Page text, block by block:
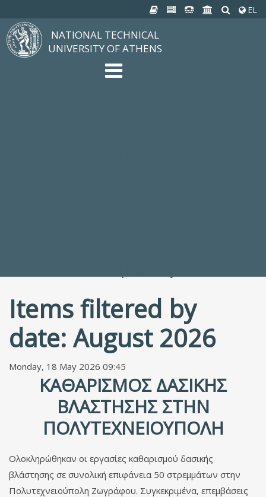
EL
NATIONAL TECHNICAL
UNIVERSITY OF ATHENS
Items filtered by
date: August 2026
Monday, 18 May 2026 09:45
ΚΑΘΑΡΙΣΜΌΣ ΔΑΣΙΚΉΣ
ΒΛΆΣΤΗΣΗΣ ΣΤΗΝ
ΠΟΛΥΤΕΧΝΕΙΟΎΠΟΛΗ
Ολοκληρώθηκαν οι εργασίες καθαρισμού δασικής
βλάστησης σε συνολική επιφάνεια 50 στρεμμάτων στην
Πολυτεχνειούπολη Ζωγράφου. Συγκεκριμένα, επεμβάσεις